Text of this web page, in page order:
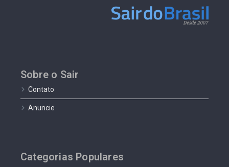
Sobre o Sair
Contato
Anuncie
Categorias Populares